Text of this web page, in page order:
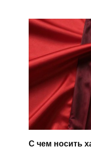
С чем носить